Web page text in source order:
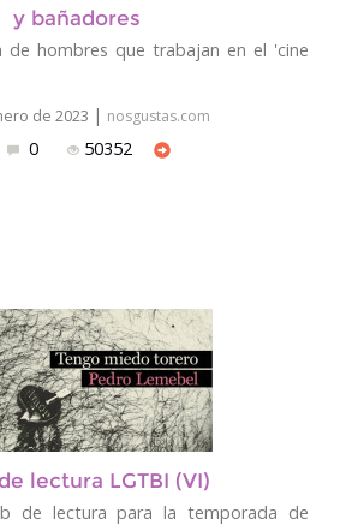
y bañadores
de hombres que trabajan en el 'cine
de 2023 | nosgustas.com
0 50352
lectura LGTBI (VI)
de lectura para la temporada de